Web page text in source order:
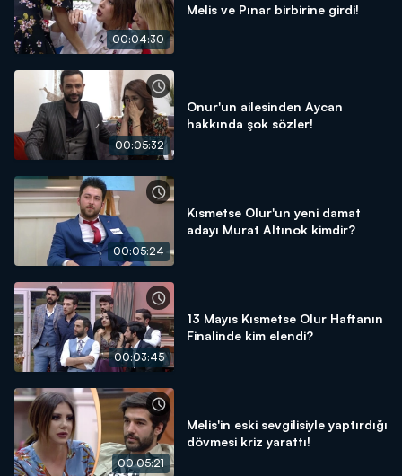
00:04:30
Melis ve Pınar birbirine girdi!
00:05:32
Onur'un ailesinden Aycan
hakkında şok sözler!
00:05:24
Kısmetse Olur'un yeni damat
adayı Murat Altınok kimdir?
00:03:45
13 Mayıs Kısmetse Olur Haftanın
Finalinde kim elendi?
00:05:21
Melis'in eski sevgilisiyle yaptırdığı
dövmesi kriz yarattı!